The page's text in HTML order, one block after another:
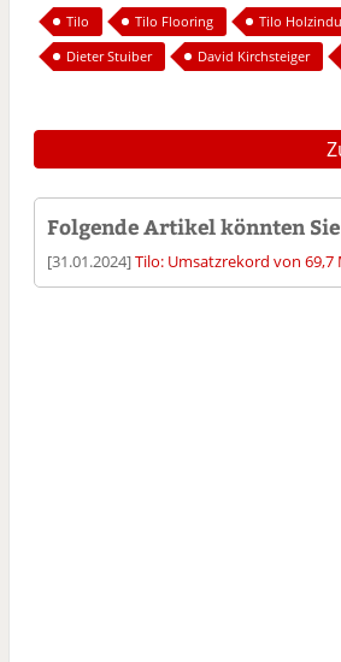
Tilo Tilo Flooring Tilo
Dieter Stuiber
David Kirchsteiger
Folgende Artikel könnten
[31.01.2024]Tilo: Umsatzrekord von